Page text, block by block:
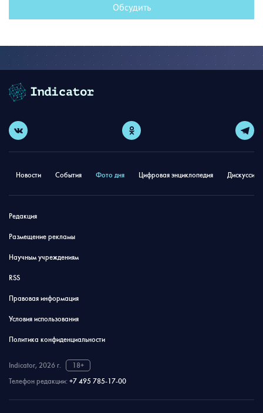
Обсудить
Новости События Фото дня Цифровая энциклопедия
Редакция
Размещение рекламы
Научным учреждениям
RSS
Правовая информация
Условия использования
Политика конфиденциальности
Indicator, 2026 г.
18+
Телефон редакции: +7 495 785-17-00